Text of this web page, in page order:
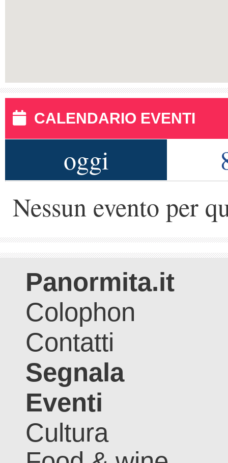
CALENDARIO EVENTI
oggi
Nessun evento per
Panormita.it
Colophon
Contatti
Segnala
Eventi
Cultura